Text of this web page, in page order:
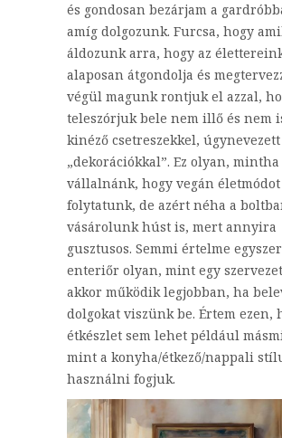
és gondosan bezárjam a
amíg dolgozunk. Furcsa, hogy
áldozunk arra, hogy az
alaposan átgondolja és
végül magunk rontjuk el azzal,
teleszórjuk bele nem illő és nem
kinéző csetreszekkel, úgynevezett
„dekorációkkal”. Ez olyan, mintha
vállalnánk, hogy vegán életmódot
folytatunk, de azért néha a
vásárolunk húst is, mert annyira
gusztusos. Semmi értelme
enteriőr olyan, mint egy
akkor működik legjobban, ha
dolgokat viszünk be. Értem ezen,
étkészlet sem lehet például
mint a konyha/étkező/nappali
használni fogjuk.